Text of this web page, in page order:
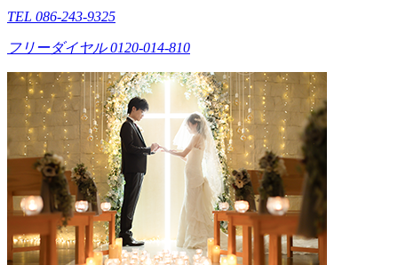
TEL 086-243-9325
フリーダイヤル 0120-014-810